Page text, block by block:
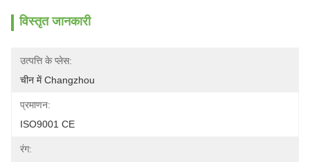
विस्तृत जानकारी
उत्पत्ति के प्लेस:
चीन में Changzhou
प्रमाणन:
ISO9001 CE
रंग: